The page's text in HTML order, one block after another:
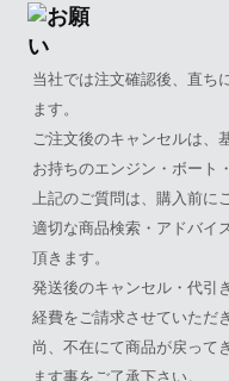
当社では注文確認後、直ち
ます。
ご注文後のキャンセルは、
お持ちのエンジン・ボート
上記のご質問は、購入前に
適切な商品検索・アドバイ
頂きます。
発送後のキャンセル・代引
経費をご請求させていただ
尚、不在にて商品が戻って
ます事をご了承下さい。